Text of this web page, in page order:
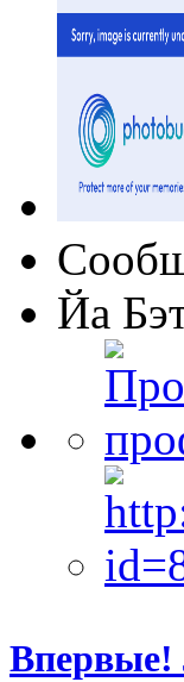
Йа
Впервые!